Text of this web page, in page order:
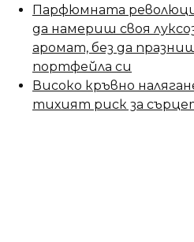
Парфюмната
да намериш своя
аромат, без да
портфейла си
Високо кръвно
тихият риск за